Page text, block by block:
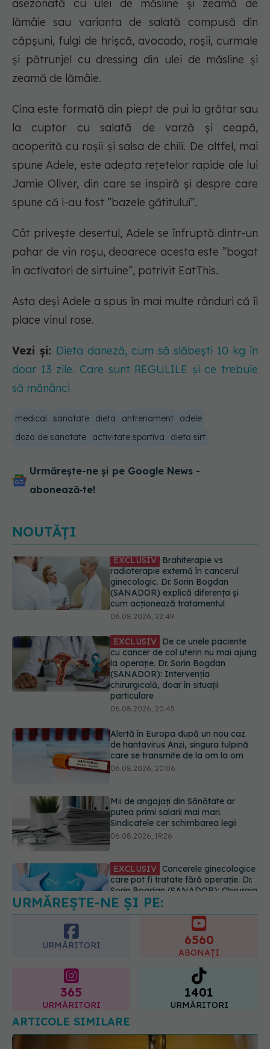
asezonată cu ulei de măsline și zeamă de
lămâie sau varianta de salată compusă din
căpșuni, fulgi de hrișcă, avocado, roșii, curmale
și pătrunjel cu dressing din ulei de măsline și
zeamă de lămâie.
Cina este formată din piept de pui la grătar sau
la cuptor cu salată de varză și ceapă,
acoperită cu roșii și salsa de chili. De altfel, mai
spune Adele, este adepta rețetelor rapide ale lui
Jamie Oliver, din care se inspiră și despre care
spune că i-au fost ”bazele gătitului”.
Cât privește desertul, Adele se înfruptă dintr-un
pahar de vin roșu, deoarece acesta este ”bogat
în activatori de sirtuine”, potrivit EatThis.
Asta deși Adele a spus în mai multe rânduri că îi
place vinul rose.
Vezi și: Dieta daneză, cum să slăbești 10 kg în
doar 13 zile. Care sunt REGULILE și ce trebuie
să mănânci
medical sanatate dieta antrenament
adele
doza de sanatate
activitate sportiva dieta sirt
Urmărește-ne și pe Google News -
abonează‑te!
NOUTĂȚI
EXCLUSIV De ce unele paciente
cu cancer de col uterin nu mai ajung
la operație. Dr. Sorin Bogdan
(SANADOR): Intervenția
chirurgicală, doar în situații
06.08.2026, 20:45
Alertă în Europa după un nou caz
de hantavirus Anzi, singura tulpină
care se transmite de la om la om
06.08.2026, 20:06
Mii de angajați din Sănătate ar
putea primi salarii mai mari.
Sindicatele cer schimbarea legii
06.08.2026, 19:26
EXCLUSIV Cancerele ginecologice
care pot fi tratate fără operație. Dr.
Sorin Bogdan (SANADOR): Chirurgia
este indicată doar punctual, pentru
EXCLUSIV Brahiterapie vs
radioterapie externă în cancerul
ginecologic. Dr. Sorin Bogdan
(SANADOR) explică diferența și
cum acționează tratamentul
URMĂREȘTE-NE ȘI PE:
6560
ABONAȚI
365
URMĂRITORI
1401
URMĂRITORI
ARTICOLE SIMILARE